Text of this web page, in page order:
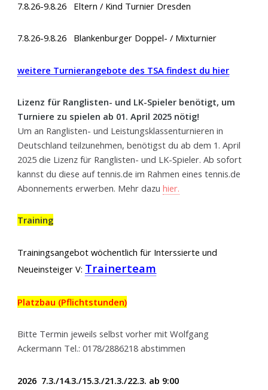
7.8.26-9.8.26 Eltern / Kind Turnier Dresden
7.8.26-9.8.26 Blankenburger Doppel- / Mixturnier
weitere Turnierangebote des TSA findest du hier
Lizenz für Ranglisten- und LK-Spieler benötigt, um
Turniere zu spielen ab 01. April 2025 nötig!
Um an Ranglisten- und Leistungsklassenturnieren in
Deutschland teilzunehmen, benötigst du ab dem 1. April
2025 die Lizenz für Ranglisten- und LK-Spieler. Ab sofort
kannst du diese auf tennis.de im Rahmen eines tennis.de
Abonnements erwerben. Mehr dazuhier.
Training
Trainingsangebot wöchentlich für Interssierte und
Neueinsteiger V: Trainerteam
Platzbau (Pflichtstunden)
Bitte Termin jeweils selbst vorher mit Wolfgang
Ackermann Tel.: 0178/2886218 abstimmen
2026 7.3./14.3./15.3./21.3./22.3. ab 9:00